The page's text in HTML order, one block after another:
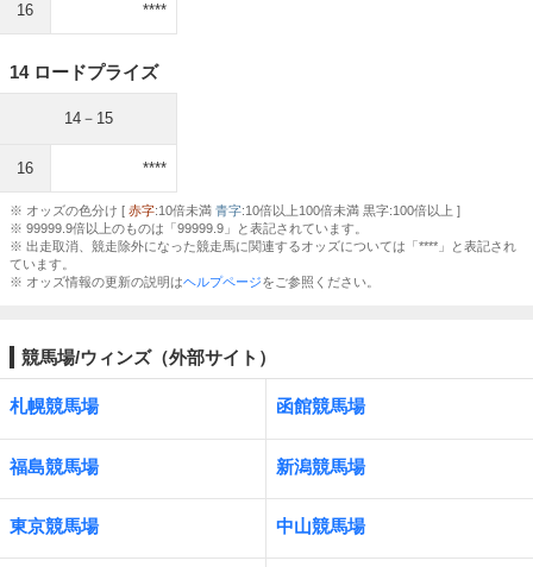
16 ****
14 ロードプライズ
14－15
16 ****
※ オッズの色分け [ 赤字:10倍未満 青字:10倍以上100倍未満 黒字:100倍以上 ]
※ 99999.9倍以上のものは「99999.9」と表記されています。
※ 出走取消、競走除外になった競走馬に関連するオッズについては「****」と表記され
ています。
※ オッズ情報の更新の説明はヘルプページをご参照ください。
競馬場/ウィンズ（外部サイト）
札幌競馬場 函館競馬場
福島競馬場 新潟競馬場
東京競馬場 中山競馬場